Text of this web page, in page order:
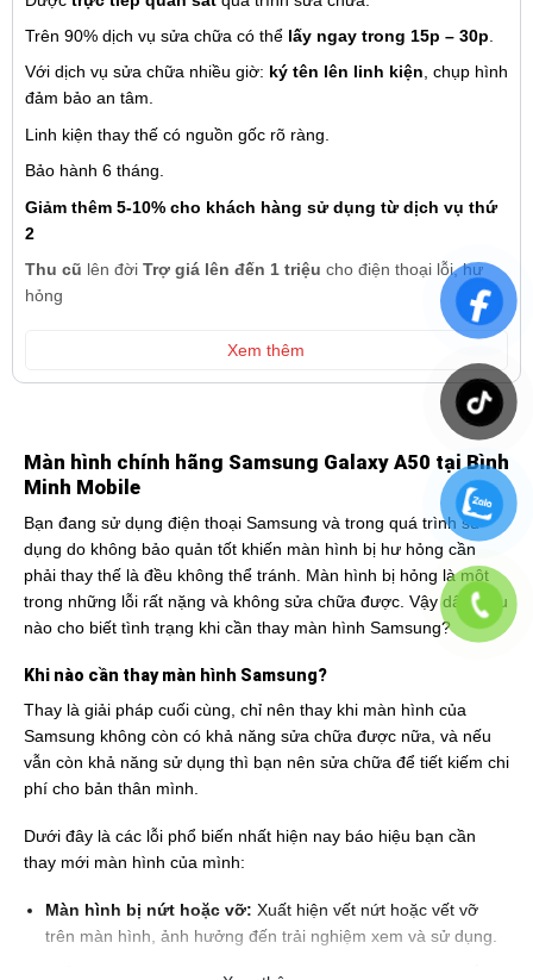
Màn hình chính hãng Samsung Galaxy A50 tại Bình
Minh Mobile
Bạn đang sử dụng điện thoại Samsung và trong quá trình sử
dụng do không bảo quản tốt khiến màn hình bị hư hỏng cần
phải thay thế là đều không thể tránh. Màn hình bị hỏng là một
trong những lỗi rất nặng và không sửa chữa được. Vậy dấu hiệu
nào cho biết tình trạng khi cần thay màn hình Samsung?
Khi nào cần thay màn hình Samsung?
Thay là giải pháp cuối cùng, chỉ nên thay khi màn hình của
Samsung không còn có khả năng sửa chữa được nữa, và nếu
vẫn còn khả năng sử dụng thì bạn nên sửa chữa để tiết kiếm chi
phí cho bản thân mình.
Dưới đây là các lỗi phổ biến nhất hiện nay báo hiệu bạn cần
thay mới màn hình của mình:
Màn hình bị nứt hoặc vỡ: Xuất hiện vết nứt hoặc vết vỡ
trên màn hình, ảnh hưởng đến trải nghiệm xem và sử dụng.
Hiển thị màu sắc bất thường:
Trên 90% dịch vụ sửa chữa có thể lấy ngay trong 15p – 30p
Với dịch vụ sửa chữa nhiều giờ: ký tên lên linh kiện, chụp hình
đảm bảo an tâm.
Linh kiện thay thế có nguồn gốc rõ ràng.
Bảo hành 6 tháng.
Giảm thêm 5-10% cho khách hàng sử dụng từ dịch vụ thứ
2
Thu cũ lên đờiTrợ giá lên đến 1 triệu cho điện thoại lỗi, hư
hỏng
Xem thêm